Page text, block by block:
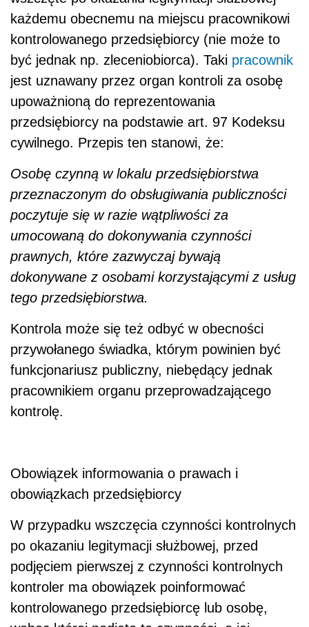
każdemu obecnemu na miejscu pracownikowi
kontrolowanego przedsiębiorcy (nie może to
być jednak np. zleceniobiorca). Taki pracownik
jest uznawany przez organ kontroli za osobę
upoważnioną do reprezentowania
przedsiębiorcy na podstawie art. 97 Kodeksu
cywilnego. Przepis ten stanowi, że:
Osobę czynną w lokalu przedsiębiorstwa
przeznaczonym do obsługiwania publiczności
poczytuje się w razie wątpliwości za
umocowaną do dokonywania czynności
prawnych, które zazwyczaj bywają
dokonywane z osobami korzystającymi z usług
tego przedsiębiorstwa.
Kontrola może się też odbyć w obecności
przywołanego świadka, którym powinien być
funkcjonariusz publiczny, niebędący jednak
pracownikiem organu przeprowadzającego
kontrolę.
Obowiązek informowania o prawach i
obowiązkach przedsiębiorcy
W przypadku wszczęcia czynności kontrolnych
po okazaniu legitymacji służbowej, przed
podjęciem pierwszej z czynności kontrolnych
kontroler ma obowiązek poinformować
kontrolowanego przedsiębiorcę lub osobę,